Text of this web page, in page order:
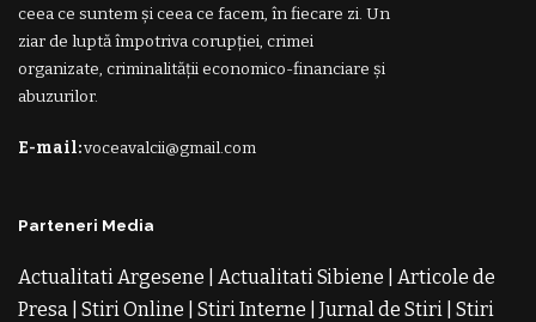
ceea ce suntem și ceea ce facem, în fiecare zi. Un
ziar de luptă împotriva corupției, crimei
organizate, criminalității economico-financiare și
abuzurilor.
E-mail:voceavalcii@gmail.com
Parteneri Media
Actualitati Argesene Actualitati Sibiene
Articole de
Presa Stiri Online Stiri Interne Jurnal de Stiri Stiri